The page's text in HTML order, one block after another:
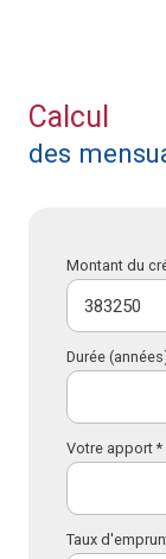
Calcul
des
Montant du
Durée
Votre apport *
Taux